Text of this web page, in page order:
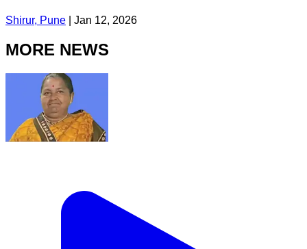
Shirur, Pune Jan 12, 2026
MORE NEWS